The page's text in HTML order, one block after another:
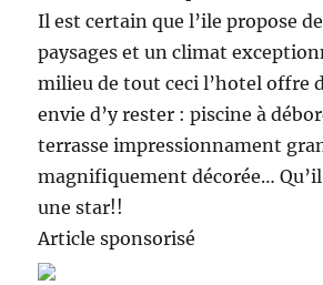
Il est certain que l’ile propose
paysages et un climat
milieu de tout ceci l’hotel offre
envie d’y rester : piscine à
terrasse impressionnament
magnifiquement décorée…
une star!!
Article sponsorisé